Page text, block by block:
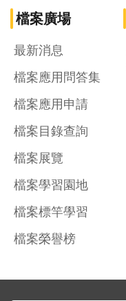
檔案廣場
最新消息
檔案應用問答集
檔案應用申請
檔案目錄查詢
檔案展覽
檔案學習園地
檔案標竿學習
檔案榮譽榜